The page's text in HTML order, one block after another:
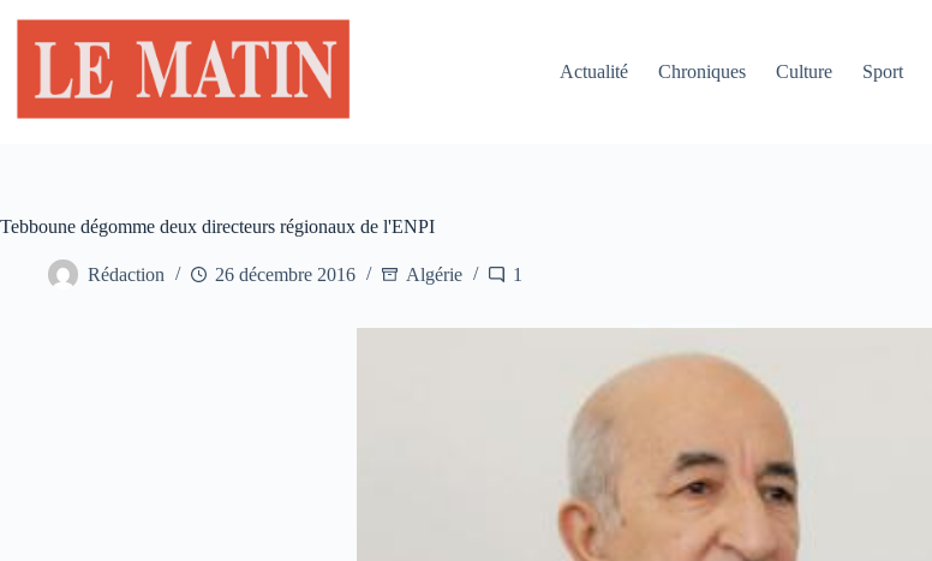
contenu
Actualité
Chroniques Culture Sport
Tebboune dégomme deux directeurs régionaux de l'ENPI
Rédaction 26 décembre 2016 Algérie 1